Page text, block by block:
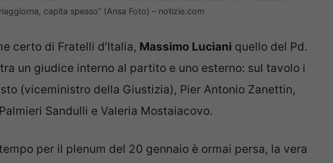
capita spesso” (Ansa Foto) – notizie.com
certo di Fratelli d’Italia, Massimo Luciani quello del Pd.
un giudice interno al partito e uno esterno: sul tavolo i
(viceministro della Giustizia), Pier Antonio Zanettin,
Sandulli e Valeria Mostaiacovo.
per il plenum del 20 gennaio è ormai persa, la vera